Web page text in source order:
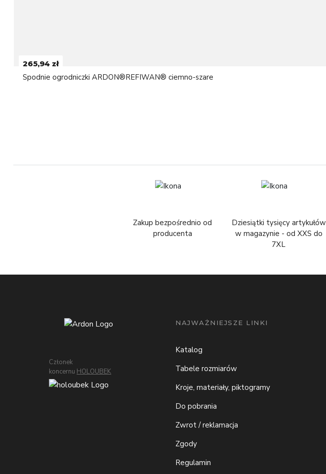
265,94 zł
Spodnie ogrodniczki ARDON®REFIWAN® ciemno-szare
Zakup bezpośrednio od
producenta
Dziesiątki tysięcy artykułów
w magazynie - od XXS do
7XL
Członek
koncernu HOLOUBEK
NAJWAŻNIEJSZE LINKI
Katalog
Tabele rozmiarów
Kroje, materiały, piktogramy
Do pobrania
Zwrot / reklamacja
Zgody
Regulamin